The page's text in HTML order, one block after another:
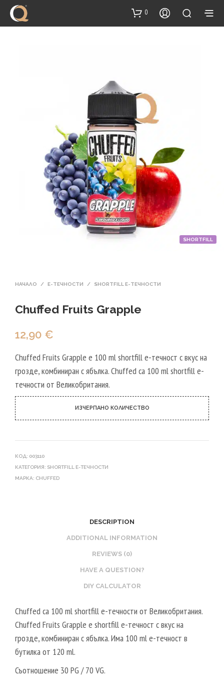
content
0
SHORTFILL
НАЧАЛО / Е-ТЕЧНОСТИ / SHORTFILL Е-ТЕЧНОСТИ
Chuffed Fruits Grapple
12,90 €
Chuffed Fruits Grapple е 100 ml shortfill e-течност с вкус на
грозде, комбиниран с ябълка. Chuffed са 100 ml shortfill e-
течности от Великобритания.
ИЗЧЕРПАНО КОЛИЧЕСТВО
КОД: 003110
КАТЕГОРИЯ: SHORTFILL Е-ТЕЧНОСТИ
МАРКА: CHUFFED
DESCRIPTION
ADDITIONAL INFORMATION
REVIEWS (0)
HAVE A QUESTION?
DIY CALCULATOR
Chuffed са 100 ml shortfill e-течности от Великобритания.
Chuffed Fruits Grapple е shortfill e-течност с вкус на
грозде, комбиниран с ябълка. Има 100 ml е-течност в
бутилка от 120 ml.
Съотношение 30 PG / 70 VG.